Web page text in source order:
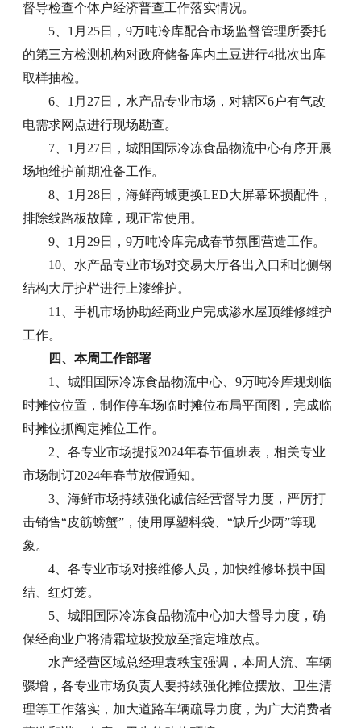
督导检查个体户经济普查工作落实情况。
5、1月25日，9万吨冷库配合市场监督管理所委托
的第三方检测机构对政府储备库内土豆进行4批次出库
取样抽检。
6、1月27日，水产品专业市场，对辖区6户有气改
电需求网点进行现场勘查。
7、1月27日，城阳国际冷冻食品物流中心有序开展
场地维护前期准备工作。
8、1月28日，海鲜商城更换LED大屏幕坏损配件，
排除线路板故障，现正常使用。
9、1月29日，9万吨冷库完成春节氛围营造工作。
10、水产品专业市场对交易大厅各出入口和北侧钢
结构大厅护栏进行上漆维护。
11、手机市场协助经商业户完成渗水屋顶维修维护
工作。
四、本周工作部署
1、城阳国际冷冻食品物流中心、9万吨冷库规划临
时摊位位置，制作停车场临时摊位布局平面图，完成临
时摊位抓阄定摊位工作。
2、各专业市场提报2024年春节值班表，相关专业
市场制订2024年春节放假通知。
3、海鲜市场持续强化诚信经营督导力度，严厉打
击销售“皮筋螃蟹”，使用厚塑料袋、“缺斤少两”等现
象。
4、各专业市场对接维修人员，加快维修坏损中国
结、红灯笼。
5、城阳国际冷冻食品物流中心加大督导力度，确
保经商业户将清霜垃圾投放至指定堆放点。
水产经营区域总经理袁秩宝强调，本周人流、车辆
骤增，各专业市场负责人要持续强化摊位摆放、卫生清
理等工作落实，加大道路车辆疏导力度，为广大消费者